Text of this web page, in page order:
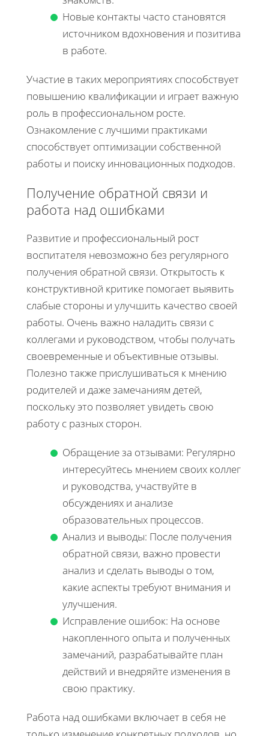
Новые контакты часто становятся
источником вдохновения и позитива
в работе.
Участие в таких мероприятиях способствует
повышению квалификации и играет важную
роль в профессиональном росте.
Ознакомление с лучшими практиками
способствует оптимизации собственной
работы и поиску инновационных подходов.
Получение обратной связи и
работа над ошибками
Развитие и профессиональный рост
воспитателя невозможно без регулярного
получения обратной связи. Открытость к
конструктивной критике помогает выявить
слабые стороны и улучшить качество своей
работы. Очень важно наладить связи с
коллегами и руководством, чтобы получать
своевременные и объективные отзывы.
Полезно также прислушиваться к мнению
родителей и даже замечаниям детей,
поскольку это позволяет увидеть свою
работу с разных сторон.
Обращение за отзывами: Регулярно
интересуйтесь мнением своих коллег
и руководства, участвуйте в
обсуждениях и анализе
образовательных процессов.
Анализ и выводы: После получения
обратной связи, важно провести
анализ и сделать выводы о том,
какие аспекты требуют внимания и
улучшения.
Исправление ошибок: На основе
накопленного опыта и полученных
замечаний, разрабатывайте план
действий и внедряйте изменения в
свою практику.
Работа над ошибками включает в себя не